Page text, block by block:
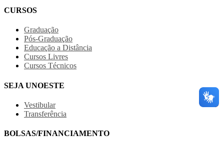
CURSOS
Graduação
Pós-Graduação
Educação a Distância
Cursos Livres
Cursos Técnicos
SEJA UNOESTE
Vestibular
Transferência
BOLSAS/FINANCIAMENTO